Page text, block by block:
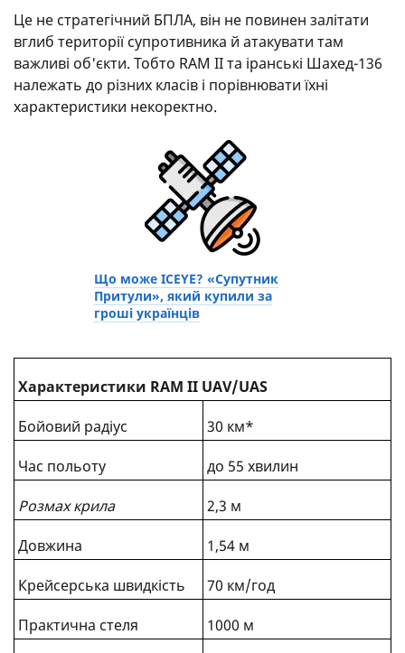
Це не стратегічний БПЛА, він не повинен залітати
вглиб території супротивника й атакувати там
важливі об'єкти. Тобто RAM II та іранські Шахед-136
належать до різних класів і порівнювати їхні
характеристики некоректно.
Що може ICEYE? «Супутник
Притули», який купили за
гроші українців
Характеристики RAM II UAV/UAS
Бойовий радіус
30 км*
Час польоту
до 55 хвилин
Розмах крила
2,3 м
Довжина
1,54 м
Крейсерська швидкість
70 км/год
Практична стеля
1000 м